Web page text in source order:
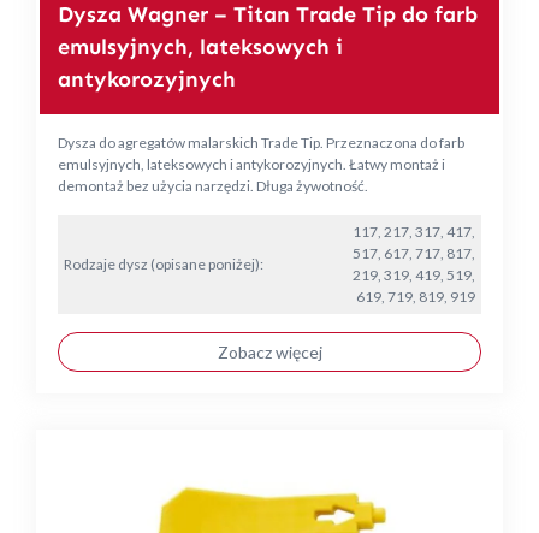
Dysza Wagner – Titan Trade Tip do farb
emulsyjnych, lateksowych i
antykorozyjnych
Dysza do agregatów malarskich Trade Tip. Przeznaczona do farb
emulsyjnych, lateksowych i antykorozyjnych. Łatwy montaż i
demontaż bez użycia narzędzi. Długa żywotność.
Rodzaje dysz (opisane poniżej):
117, 217, 317, 417,
517, 617, 717, 817,
219, 319, 419, 519,
619, 719, 819, 919
Zobacz więcej